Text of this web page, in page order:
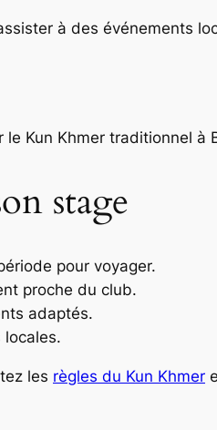
à des événements
Kun Khmer traditionnel à
stage
pour voyager.
proche du club.
adaptés.
locales.
les règles du Kun Khmer